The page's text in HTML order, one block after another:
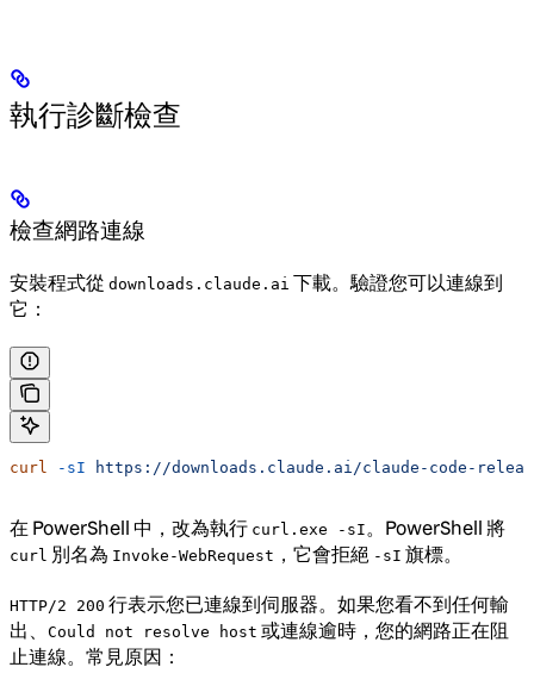
執行診斷檢查
檢查網路連線
安裝程式從 downloads.claude.ai 下載。驗證您可以連線到
它：
curl -sI https://downloads.claude.ai/claude-code-
在 PowerShell 中，改為執行 curl.exe -sI 。PowerShell 將
curl 別名為 Invoke-WebRequest ，它會拒絕 -sI 旗標。
HTTP/2 200 行表示您已連線到伺服器。如果您看不到任何輸
出、
Could not resolve host 或連線逾時，您的網路正在阻
止連線。常見原因：